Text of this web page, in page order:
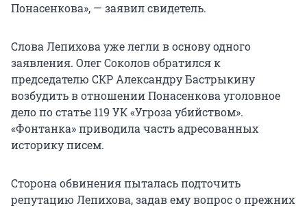
Понасенкова», — заявил свидетель.
Слова Лепихова уже легли в основу одного
заявления. Олег Соколов обратился к
председателю СКР Александру Бастрыкину
возбудить в отношении Понасенкова уголовное
дело по статье 119 УК «Угроза убийством».
«Фонтанка» приводила часть адресованных
историку писем.
Сторона обвинения пыталась подточить
репутацию Лепихова, задав ему вопрос о прежних